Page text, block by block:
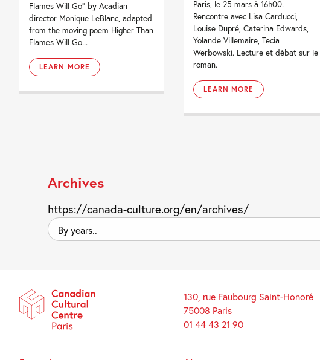
Flames Will Go” by Acadian
director Monique LeBlanc, adapted
from the moving poem Higher Than
Flames Will Go...
LEARN MORE
Paris, le 25 mars à 16h00.
Rencontre avec Lisa Carducci,
Louise Dupré, Caterina Edwards,
Yolande Villemaire, Tecia
Werbowski. Lecture et débat sur le
roman.
LEARN MORE
Archives
https://canada-culture.org/en/archives/
By
years..
130, rue Faubourg Saint-Honoré
75008 Paris
01 44 43 21 90